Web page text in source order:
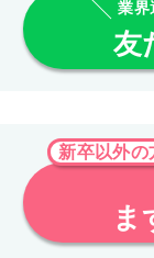
業界
友
新卒以外の
ま